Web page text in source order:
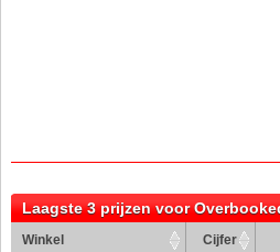
Laagste 3 prijzen voor
Winkel Cijfer